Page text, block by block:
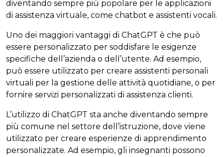
diventando sempre più popolare per le applicazioni
di assistenza virtuale, come chatbot e assistenti vocali.
Uno dei maggiori vantaggi di ChatGPT è che può
essere personalizzato per soddisfare le esigenze
specifiche dell’azienda o dell’utente. Ad esempio,
può essere utilizzato per creare assistenti personali
virtuali per la gestione delle attività quotidiane, o per
fornire servizi personalizzati di assistenza clienti.
L’utilizzo di ChatGPT sta anche diventando sempre
più comune nel settore dell’istruzione, dove viene
utilizzato per creare esperienze di apprendimento
personalizzate. Ad esempio, gli insegnanti possono